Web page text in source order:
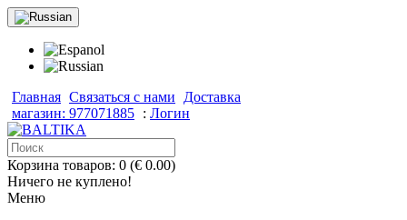
Главная Связаться с нами
Доставка
магазин: 977071885 : Логин
Корзина товаров: 0 (€ 0.00)
Ничего не куплено!
Меню